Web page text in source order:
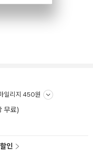
일리지 450원
무료)
인